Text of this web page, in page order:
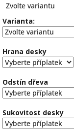
cena:
Zvolte variantu
Varianta:
Hrana desky
Odstín dřeva
Sukovitost desky